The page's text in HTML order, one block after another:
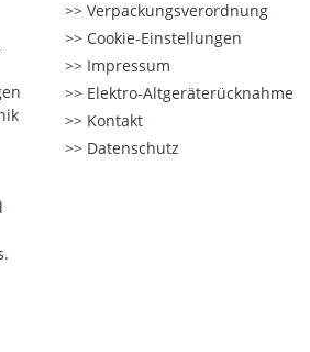
Verpackungsverordnung
Cookie-Einstellungen
Impressum
Elektro-Altgeräterücknahme
Kontakt
Datenschutz